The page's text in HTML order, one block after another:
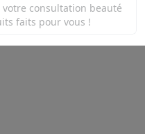
votre consultation beauté
faits pour vous !